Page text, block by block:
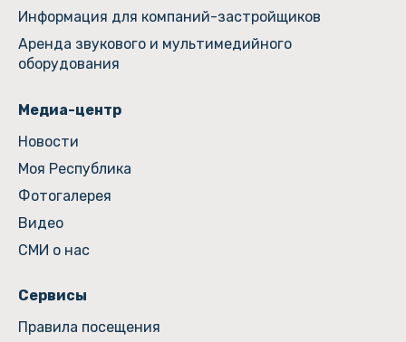
Информация для компаний-застройщиков
Аренда звукового и мультимедийного
оборудования
Медиа-центр
Новости
Моя Республика
Фотогалерея
Видео
СМИ о нас
Сервисы
Правила посещения